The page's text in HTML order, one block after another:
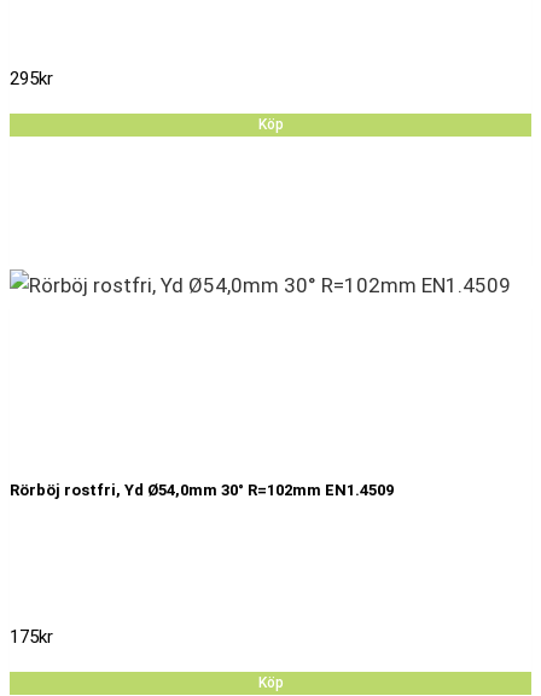
295kr
Köp
Rörböj rostfri, Yd Ø54,0mm 30° R=102mm EN1.4509
175kr
Köp